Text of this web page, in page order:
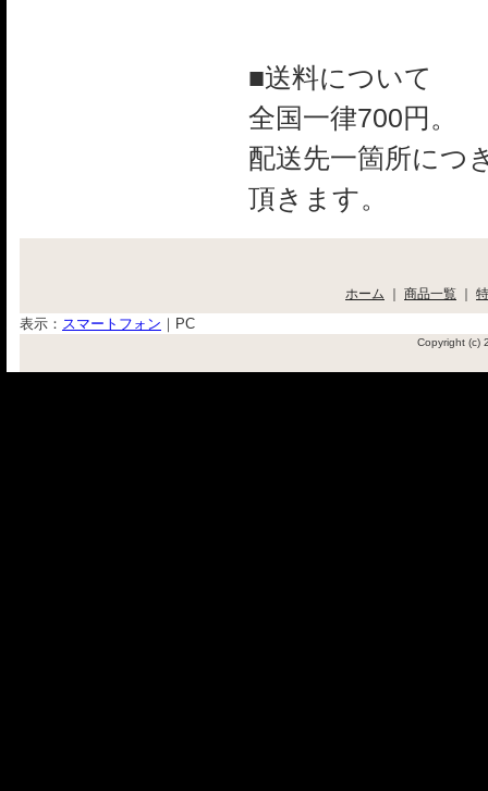
■送料について
全国一律700円。
配送先一箇所につ
頂きます。
ホーム ｜ 商品一覧 ｜
表示： スマートフォン ｜ PC
Copyright (c)